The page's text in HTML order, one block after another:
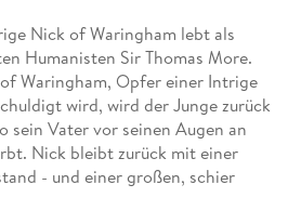
Nick of Waringham lebt als
Humanisten Sir Thomas More.
Waringham, Opfer einer Intrige
wird, wird der Junge zurück
sein Vater vor seinen Augen an
Nick bleibt zurück mit einer
- und einer großen, schier